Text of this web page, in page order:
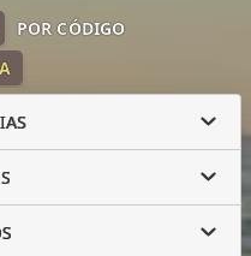
POR CÓDIGO